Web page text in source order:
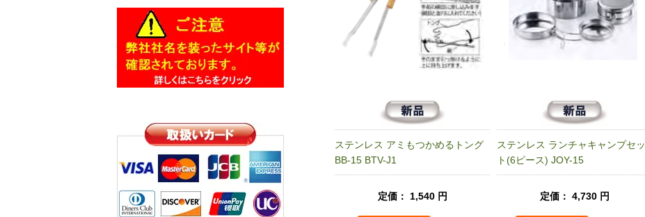
ステンレス アミもつかめるトング
BB-15 BTV-J1
定価： 1,540 円
ステンレス ランチャキャンプセッ
ト(6ピース) JOY-15
定価： 4,730 円